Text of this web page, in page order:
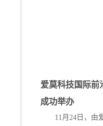
爱莫科技国际前
成功举办
11月24日，由爱